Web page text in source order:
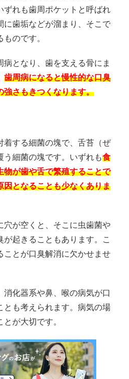
ずれも歯周ポケットと呼ばれ
に歯垢などが溜まり、そこで
のです。
となり、歯を支える骨にま
歯周病になると慢性的な口臭
強さもきつくなります。
着する細菌の塊で、舌苔（ぜ
う細菌の塊です。いずれも食
物が歯や舌で繁殖することで
因となることも少なくありま
穴が空くと、そこに虫歯菌や
起きることもあります。こ
ことが口臭解消に欠かせませ
消化器系や鼻、喉の病気が口
とも考えられます。病気の場
が大切です。